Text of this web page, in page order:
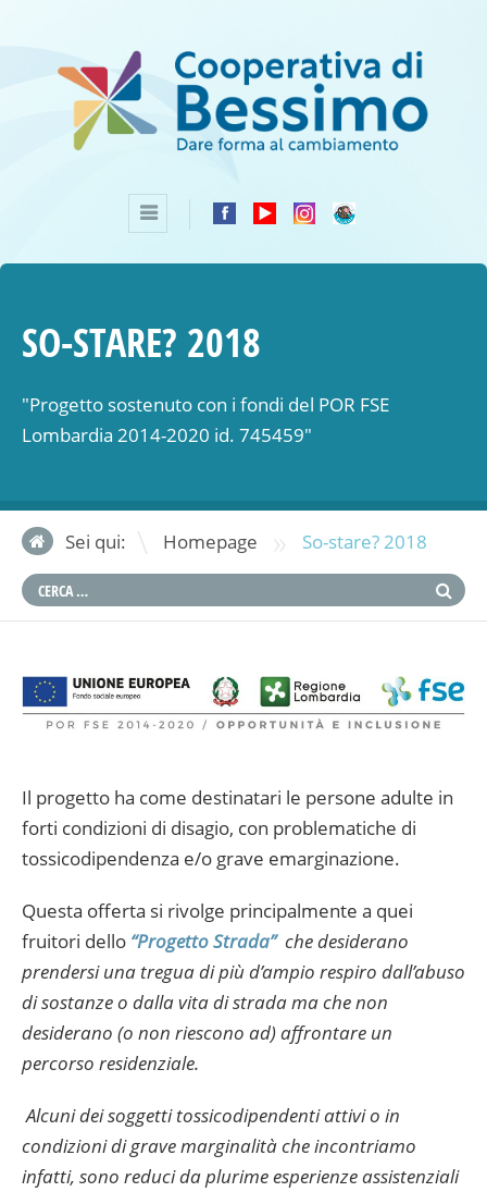
SO-STARE? 2018
"Progetto sostenuto con i fondi del POR FSE
Lombardia 2014-2020 id. 745459"
Sei qui: Homepage » So-stare? 2018
Il progetto ha come destinatari le persone adulte in
forti condizioni di disagio, con problematiche di
tossicodipendenza e/o grave emarginazione.
Questa offerta si rivolge principalmente a quei
fruitori dello “Progetto Strada”che desiderano
prendersi una tregua di più d’ampio respiro dall’abuso
di sostanze o dalla vita di strada ma che non
desiderano (o non riescono ad) affrontare un
percorso residenziale.
Alcuni dei soggetti tossicodipendenti attivi o in
condizioni di grave marginalità che incontriamo
infatti, sono reduci da plurime esperienze assistenziali